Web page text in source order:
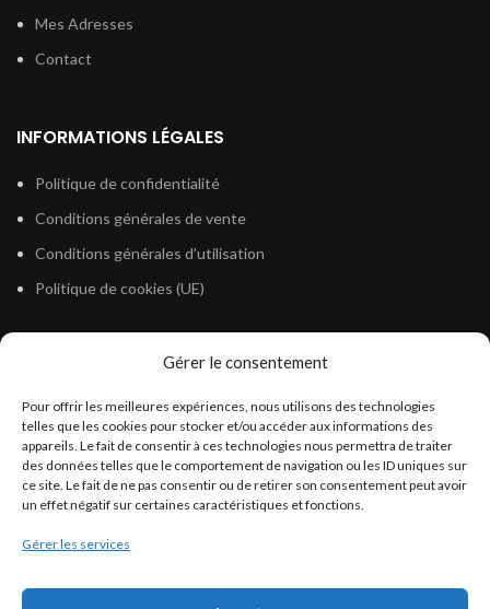
Gérer le consentement
Pour offrir les meilleures expériences, nous utilisons des technologies
telles que les cookies pour stocker et/ou accéder aux informations des
appareils. Le fait de consentir à ces technologies nous permettra de traiter
des données telles que le comportement de navigation ou les ID uniques sur
ce site. Le fait de ne pas consentir ou de retirer son consentement peut avoir
un effet négatif sur certaines caractéristiques et fonctions.
Gérer les services
Mes Adresses
Contact
INFORMATIONS LÉGALES
Politique de confidentialité
Conditions générales de vente
Conditions générales d’utilisation
Politique de cookies (UE)
Législation Gasoil Fioul GNR
Législation Essence
Législation Adblue
Législation Eau
Législation Lubrifiant
Législation Phytosanitaire